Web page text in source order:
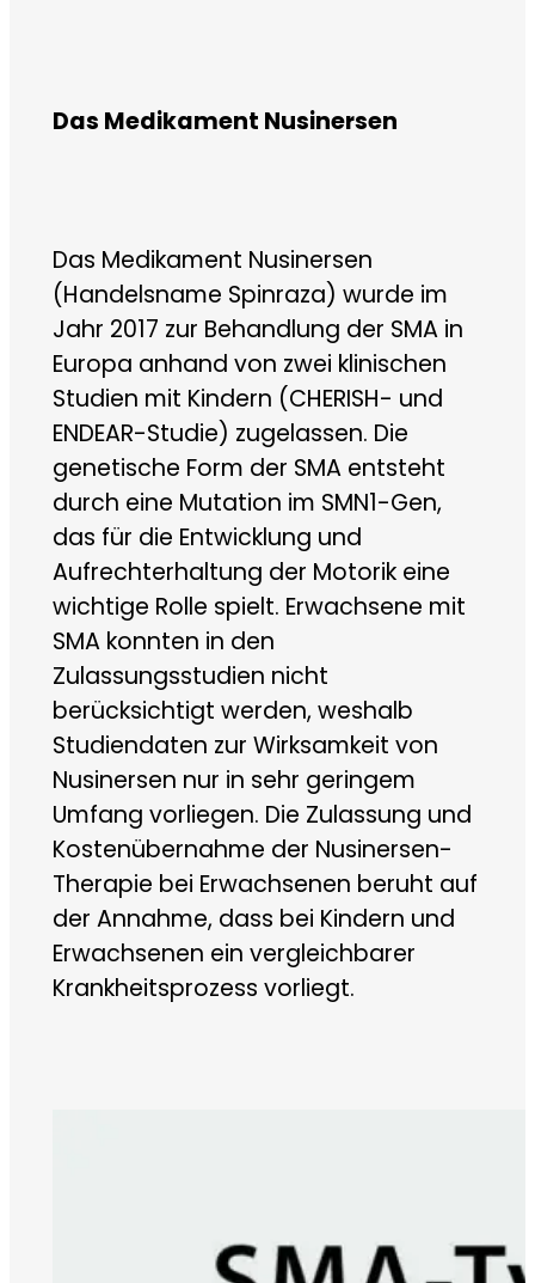
Das Medikament Nusinersen
Das Medikament Nusinersen
(Handelsname Spinraza) wurde im
Jahr 2017 zur Behandlung der SMA in
Europa anhand von zwei klinischen
Studien mit Kindern (CHERISH- und
ENDEAR-Studie) zugelassen. Die
genetische Form der SMA entsteht
durch eine Mutation im SMN1-Gen,
das für die Entwicklung und
Aufrechterhaltung der Motorik eine
wichtige Rolle spielt. Erwachsene mit
SMA konnten in den
Zulassungsstudien nicht
berücksichtigt werden, weshalb
Studiendaten zur Wirksamkeit von
Nusinersen nur in sehr geringem
Umfang vorliegen. Die Zulassung und
Kostenübernahme der Nusinersen-
Therapie bei Erwachsenen beruht auf
der Annahme, dass bei Kindern und
Erwachsenen ein vergleichbarer
Krankheitsprozess vorliegt.